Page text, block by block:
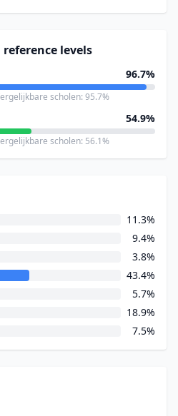
levels
96.7%
scholen: 95.7%
54.9%
scholen: 56.1%
11.3%
9.4%
3.8%
43.4%
5.7%
18.9%
7.5%